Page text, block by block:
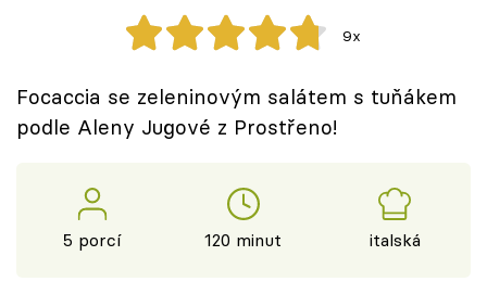
Těhotnej kuchař
Přihlášení
Sledujte nás
9x
Focaccia se zeleninovým salátem s tuňákem
podle Aleny Jugové z Prostřeno!
5 porcí 120 minut italská